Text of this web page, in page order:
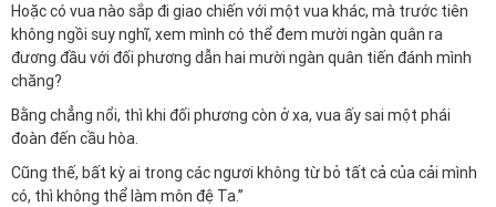
Hoặc có vua nào sắp đi giao chiến với một vua khác, mà trước tiên
không ngồi suy nghĩ, xem mình có thể đem mười ngàn quân ra
đương đầu với đối phương dẫn hai mười ngàn quân tiến đánh mình
chăng?
Bằng chẳng nổi, thì khi đối phương còn ở xa, vua ấy sai một phái
đoàn đến cầu hòa.
Cũng thế, bất kỳ ai trong các ngươi không từ bỏ tất cả của cải mình
có, thì không thể làm môn đệ Ta.”